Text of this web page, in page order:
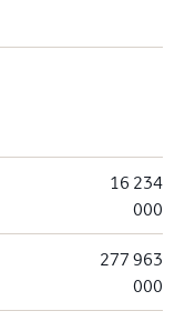
16 234
000
277 963
000